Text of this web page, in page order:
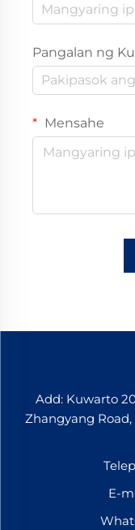
Pangalan ng
Mensahe
Add: Kuwarto
Zhangyang
E-